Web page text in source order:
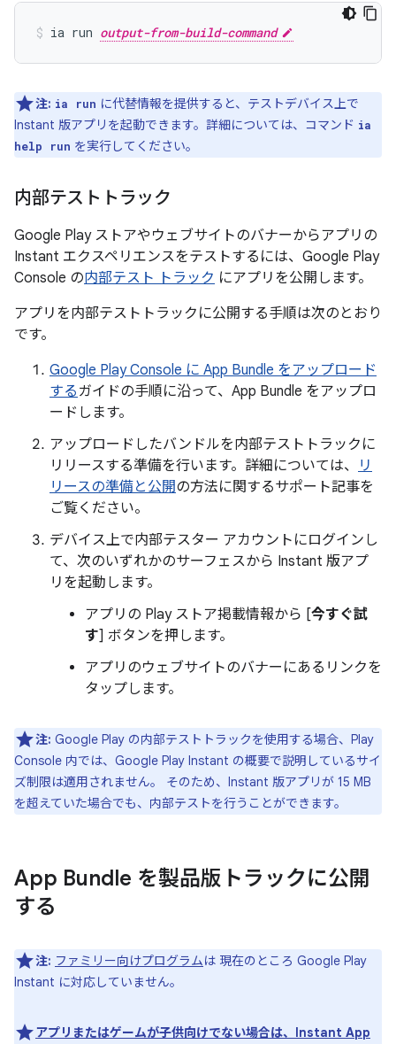
ia run output-from-build-command
注: ia run に代替情報を提供すると、テストデバイス上で
Instant 版アプリを起動できます。詳細については、コマンド ia
help run を実行してください。
内部テストトラック
Google Play ストアやウェブサイトのバナーからアプリの
Instant エクスペリエンスをテストするには、Google Play
Console の内部テスト トラック にアプリを公開します。
アプリを内部テストトラックに公開する手順は次のとおり
です。
Google Play Console に App Bundle をアップロード
する ガイドの手順に沿って、App Bundle をアップロ
ードします。
アップロードしたバンドルを内部テストトラックに
リリースする準備を行います。詳細については、
リ
リースの準備と公開の方法に関するサポート記事を
ご覧ください。
デバイス上で内部テスター アカウントにログインし
て、次のいずれかのサーフェスから Instant 版アプ
リを起動します。
アプリの Play ストア掲載情報から [今すぐ試
す] ボタンを押します。
アプリのウェブサイトのバナーにあるリンクを
タップします。
注: Google Play の内部テストトラックを使用する場合、Play
Console 内では、Google Play Instant の概要で説明しているサイ
ズ制限は適用されません。 そのため、Instant 版アプリが 15 MB
を超えていた場合でも、内部テストを行うことができます。
App Bundle を製品版トラックに公開
する
注: ファミリー向けプログラムは 現在のところ Google Play
Instant に対応していません。
アプリまたはゲームが子供向けでない場合は、Instant App